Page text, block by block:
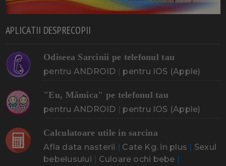
APLICATII DESPRECOPII
Odiseea Sarcinii pe telefonul tau
pentru ANDROID | pentru IOS (Apple)
"Eu, Mămica" pe telefonul tau
pentru ANDROID | pentru IOS (Apple)
Calculatoare utile in sarcina
Afla data nasterii | Cate Kg. in plus | Sexul
bebelusului | Culoare ochi bebe |